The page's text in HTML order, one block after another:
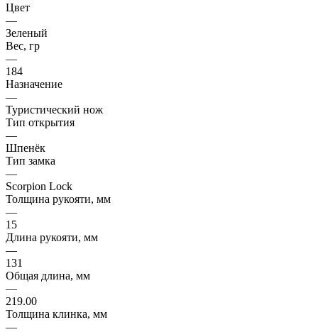
Цвет
—
Зеленый
Вес, гр
—
184
Назначение
—
Туристический нож
Тип открытия
—
Шпенёк
Тип замка
—
Scorpion Lock
Толщина рукояти, мм
—
15
Длина рукояти, мм
—
131
Общая длина, мм
—
219.00
Толщина клинка, мм
—